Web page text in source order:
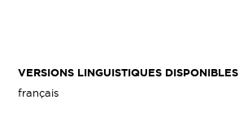
VERSIONS LINGUISTIQUES DISPONIBLES
français